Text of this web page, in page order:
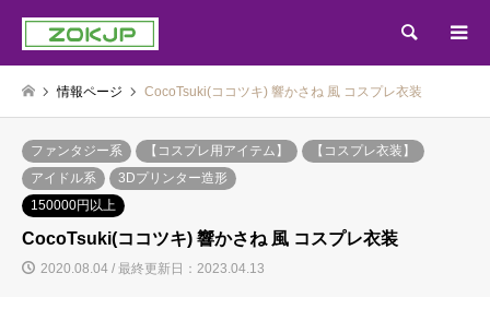
検索
情報ページ CocoTsuki(ココツキ) 響かさね 風 コスプレ衣装
ファンタジー系 【コスプレ用アイテム】
【コスプレ衣装】
アイドル系
3Dプリンター造形
150000円以上
CocoTsuki(ココツキ) 響かさね 風 コスプレ衣装
2020.08.04 / 最終更新日：2023.04.13